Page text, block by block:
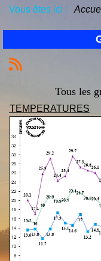
Vous êtes ici :
Tous les
TEMPERATURES